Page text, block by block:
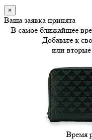
×
Ваша заявка принята
В самое ближайшее
Добавьте к
или
Время